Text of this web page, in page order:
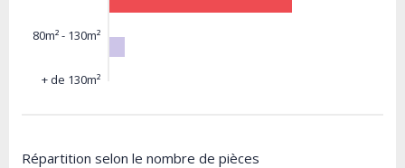
80m² - 130m²
+ de 130m²
Répartition selon le nombre de pièces